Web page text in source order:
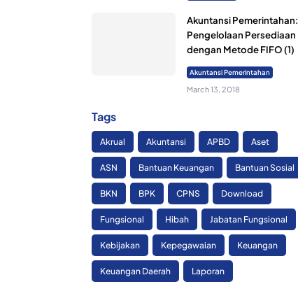
Akuntansi Pemerintahan:
Pengelolaan Persediaan
dengan Metode FIFO (1)
Akuntansi Pemerintahan
March 13, 2018
Tags
Akrual Akuntansi APBD Aset
ASN Bantuan Keuangan Bantuan Sosial
BKN BPK CPNS Download
Fungsional Hibah Jabatan Fungsional
Kebijakan Kepegawaian Keuangan
Keuangan Daerah Laporan